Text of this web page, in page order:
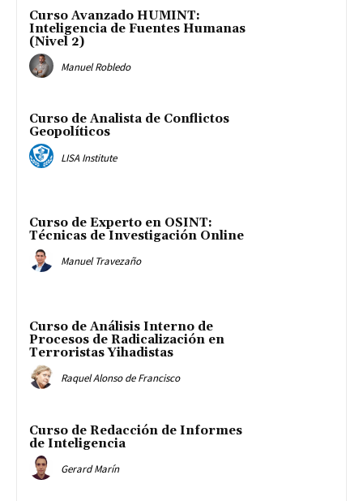
Curso Avanzado HUMINT:
Inteligencia de Fuentes Humanas
(Nivel 2)
Manuel Robledo
Curso de Analista de Conflictos
Geopolíticos
LISA Institute
Curso de Experto en OSINT:
Técnicas de Investigación Online
Manuel Travezaño
Curso de Análisis Interno de
Procesos de Radicalización en
Terroristas Yihadistas
Raquel Alonso de Francisco
Curso de Redacción de Informes
de Inteligencia
Gerard Marín